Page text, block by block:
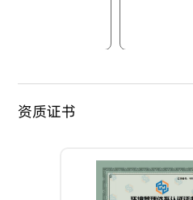
资质证书